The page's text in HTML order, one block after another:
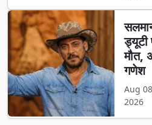
ड्यूटी
मौत,
गणेश
Aug
2026